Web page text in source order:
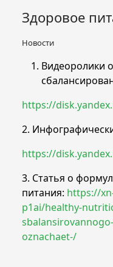
Здоровое
Новости
Видеоролики
https://
2.
https://
3. Статья о
питания: https://
p1ai/healthy-
oznachaet-/